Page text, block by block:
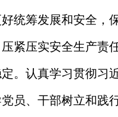
统筹发展和安全，
压紧压实安全生产责
。 认真学习贯彻习
员、干部树立和践